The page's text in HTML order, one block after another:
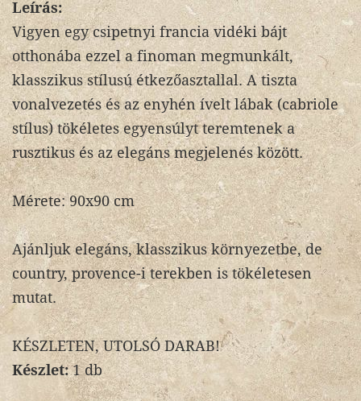
Leírás:
Vigyen egy csipetnyi francia vidéki bájt
otthonába ezzel a finoman megmunkált,
klasszikus stílusú étkezőasztallal. A tiszta
vonalvezetés és az enyhén ívelt lábak (cabriole
stílus) tökéletes egyensúlyt teremtenek a
rusztikus és az elegáns megjelenés között.
Mérete: 90x90 cm
Ajánljuk elegáns, klasszikus környezetbe, de
country, provence-i terekben is tökéletesen
mutat.
KÉSZLETEN, UTOLSÓ DARAB!
Készlet:1 db